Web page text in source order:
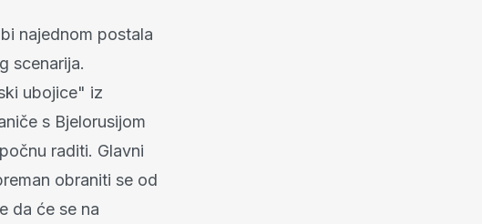
najednom postala
scenarija.
ubojice" iz
s Bjelorusijom
raditi. Glavni
obraniti se od
da će se na